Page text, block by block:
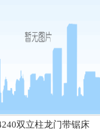
双立柱龙门带锯床